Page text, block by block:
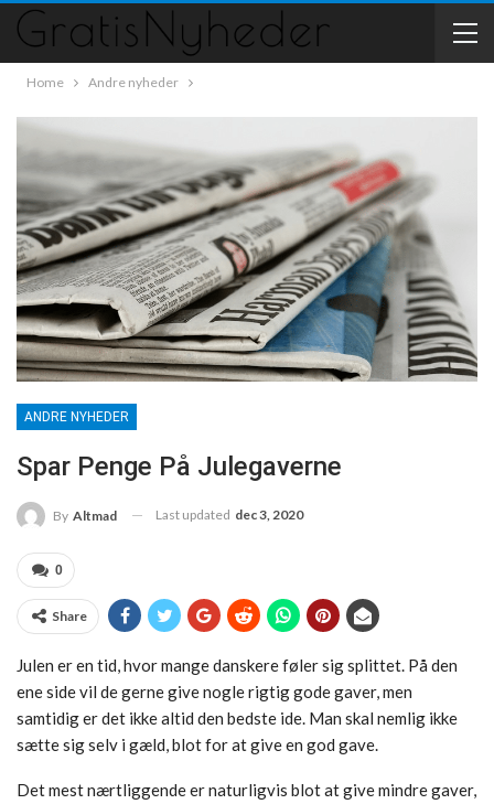
Home Andre nyheder
ANDRE NYHEDER
Spar Penge På Julegaverne
By Altmad Last updated dec 3, 2020
0
Share
Julen er en tid, hvor mange danskere føler sig splittet. På den
ene side vil de gerne give nogle rigtig gode gaver, men
samtidig er det ikke altid den bedste ide. Man skal nemlig ikke
sætte sig selv i gæld, blot for at give en god gave.
Det mest nærtliggende er naturligvis blot at give mindre gaver,